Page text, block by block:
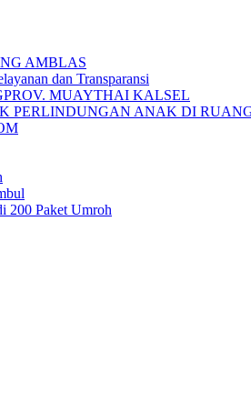
AMBLAS
dan Transparansi
MUAYTHAI KALSEL
PERLINDUNGAN ANAK DI
200 Paket Umroh